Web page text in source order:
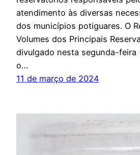
atendimento às diversas
dos municípios potiguares. O
Volumes dos Principais
divulgado nesta segunda-feira
o…
11 de março de 2024